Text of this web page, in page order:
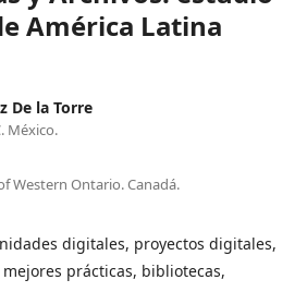
América Latina
De la Torre
México.
Western Ontario. Canadá.
digitales, proyectos digitales,
prácticas, bibliotecas,